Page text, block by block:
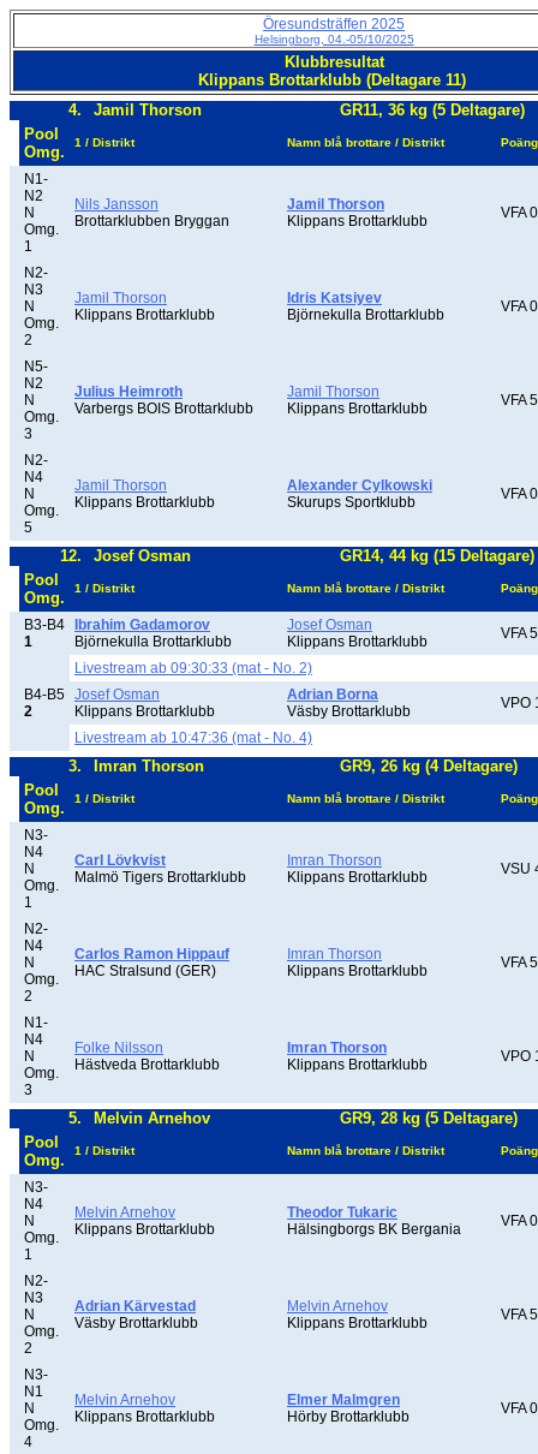
Öresundsträffen 2025
Helsingborg, 04.-05/10/2025
Klubbresultat
Klippans Brottarklubb (Deltagare 11)
4.
Jamil Thorson
GR11, 36 kg (5 Deltagare)
Pool
Omg.
1 / Distrikt Namn blå brottare / Distrikt Poäng
N1-
N2
N
Omg.
1
Nils Jansson
Brottarklubben Bryggan
Jamil Thorson
Klippans Brottarklubb
VFA
N2-
N3
N
Omg.
2
Jamil Thorson
Klippans Brottarklubb
Idris Katsiyev
Björnekulla Brottarklubb
VFA
N5-
N2
N
Omg.
3
Julius Heimroth
Varbergs BOIS Brottarklubb
Jamil Thorson
Klippans Brottarklubb
VFA
N2-
N4
N
Omg.
5
Jamil Thorson
Klippans Brottarklubb
Alexander Cylkowski
Skurups Sportklubb
VFA
12. Josef Osman
GR14, 44 kg (15 Deltagare)
Pool
Omg.
1 / Distrikt Namn blå brottare / Distrikt Poäng
B3-B4
1
Ibrahim Gadamorov
Björnekulla Brottarklubb
Josef Osman
Klippans Brottarklubb
VFA
Livestream ab 09:30:33 (mat - No. 2)
B4-B5
2
Josef Osman
Klippans Brottarklubb
Adrian Borna
Väsby Brottarklubb
VPO
Livestream ab 10:47:36 (mat - No. 4)
3. Imran Thorson
GR9, 26 kg (4 Deltagare)
Pool
Omg.
1 / Distrikt Namn blå brottare / Distrikt Poäng
N3-
N4
N
Omg.
1
Carl Lövkvist
Malmö Tigers Brottarklubb
Imran Thorson
Klippans Brottarklubb
VSU
N2-
N4
N
Omg.
2
Carlos Ramon Hippauf
HAC Stralsund (GER)
Imran Thorson
Klippans Brottarklubb
VFA
N1-
N4
N
Omg.
3
Folke Nilsson
Hästveda Brottarklubb
Imran Thorson
Klippans Brottarklubb
VPO
5. Melvin Arnehov
GR9, 28 kg (5 Deltagare)
Pool
Omg.
1 / Distrikt Namn blå brottare / Distrikt Poäng
N3-
N4
N
Omg.
1
Melvin Arnehov
Klippans Brottarklubb
Theodor Tukaric
Hälsingborgs BK Bergania
VFA
N2-
N3
N
Omg.
2
Adrian Kärvestad
Väsby Brottarklubb
Melvin Arnehov
Klippans Brottarklubb
VFA
N3-
N1
N
Omg.
4
Melvin Arnehov
Klippans Brottarklubb
Elmer Malmgren
Hörby Brottarklubb
VFA